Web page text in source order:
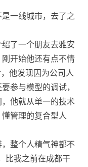
一线城市，去了之
了一个朋友去雅安
开始他还有点不情
他发现因为公司人
参与模型的调试，
他就从单一的技术
管理的复合型人
整个人精气神都不
比我之前在成都干